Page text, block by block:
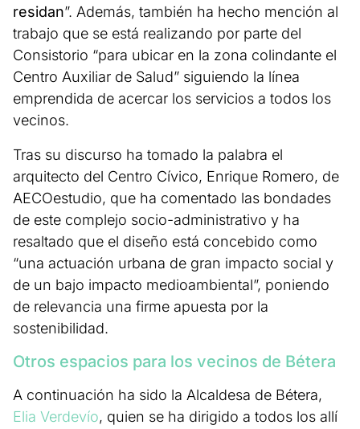
residan”. Además, también ha hecho mención al
trabajo que se está realizando por parte del
Consistorio “para ubicar en la zona colindante el
Centro Auxiliar de Salud” siguiendo la línea
emprendida de acercar los servicios a todos los
vecinos.
Tras su discurso ha tomado la palabra el
arquitecto del Centro Cívico, Enrique Romero, de
AECOestudio, que ha comentado las bondades
de este complejo socio-administrativo y ha
resaltado que el diseño está concebido como
“una actuación urbana de gran impacto social y
de un bajo impacto medioambiental”, poniendo
de relevancia una firme apuesta por la
sostenibilidad.
Otros espacios para los vecinos de Bétera
A continuación ha sido la Alcaldesa de Bétera,
Elia Verdevío, quien se ha dirigido a todos los allí